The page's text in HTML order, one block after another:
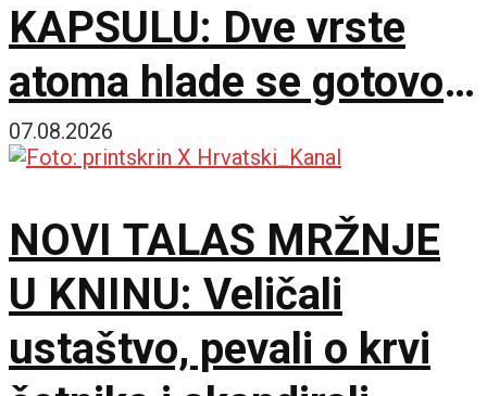
KAPSULU: Dve vrste
atoma hlade se gotovo
do apsolutne nule
07.08.2026
NOVI TALAS MRŽNJE
U KNINU: Veličali
ustaštvo, pevali o krvi